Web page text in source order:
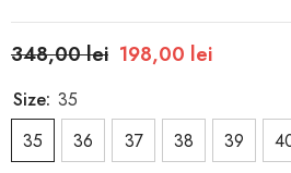
348,00 lei 198,00 lei
Size: 35
35
36 37 38 39